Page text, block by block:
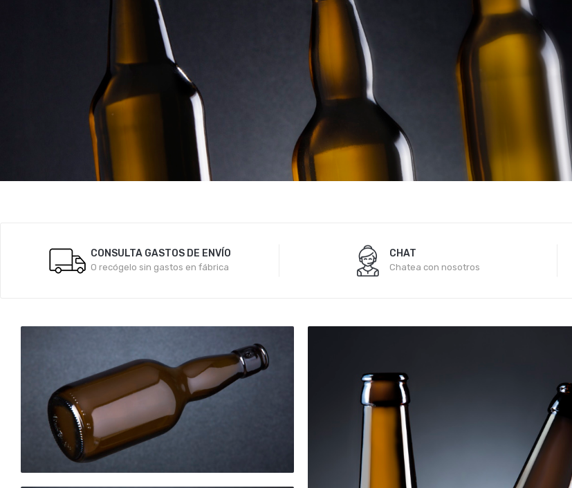
CONSULTA GASTOS DE ENVÍO
O recógelo sin gastos en fábrica
CHAT
Chatea con nosotros